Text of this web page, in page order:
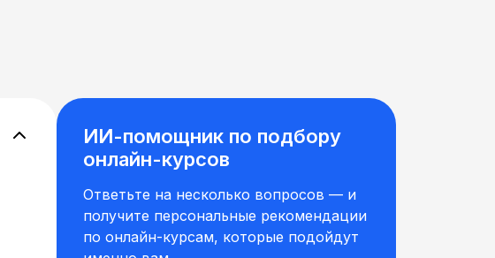
ИИ-помощник по подбору
онлайн-курсов
Ответьте на несколько вопросов — и
получите персональные рекомендации
по онлайн-курсам, которые подойдут